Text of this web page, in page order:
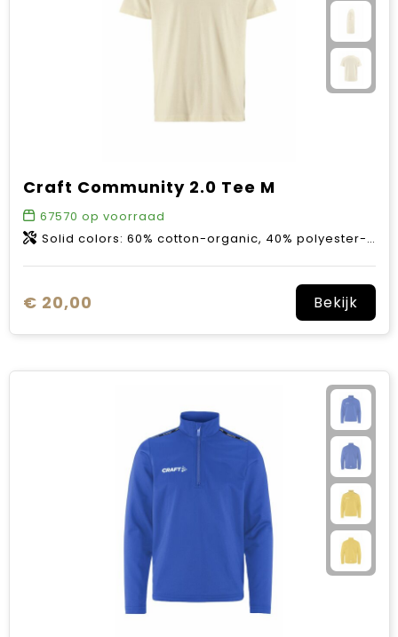
Craft Community 2.0 Tee M
67570 op voorraad
Solid colors: 60% cotton-organic, 40% polyester-recycled. Melange colors: 63% cotton-organic, 31% polyester-recycled, 6% viscose.
€ 20,00 Bekijk